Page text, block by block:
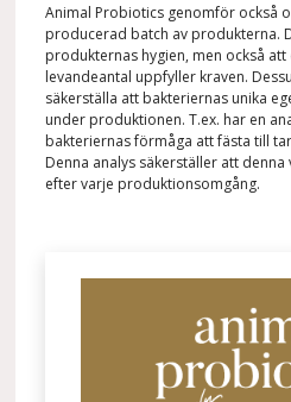
Animal Probiotics genomför också
producerad batch av produkterna.
produkternas hygien, men också
levandeantal uppfyller kraven.
säkerställa att bakteriernas unika
under produktionen. T.ex. har en
bakteriernas förmåga att fästa till
Denna analys säkerställer att denna
efter varje produktionsomgång.